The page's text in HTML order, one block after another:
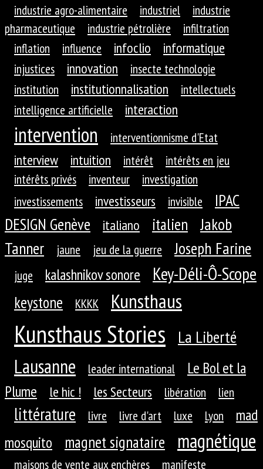
industrie agro-alimentaire industriel
industrie
pharmaceutique
industrie pétrolière
infiltration
inflation
influence infoclio informatique
injustices innovation
insecte technologie
institution
institutionnalisation
intellectuels
intelligence artificielle
interaction
intervention interventionnisme d'Etat
interview intuition intérêt
intérêts en jeu
intérêts privés
inventeur
investigation
investissements
investisseurs invisible
IPAC
DESIGN Genève
italiano italien
Jakob
Tanner
jaune jeu de la guerre Joseph Farine
juge kalashnikov sonore Key-Déli-Ô-Scope
keystone KKKK Kunsthaus
Kunsthaus Stories La Liberté
Lausanne leader international
Le Bol et la
Plume
le hic ! les Secteurs libération lien
littérature livre livre d'art luxe Lyon
mad
mosquito
magnet signataire magnétique
maisons de vente aux enchères manifeste